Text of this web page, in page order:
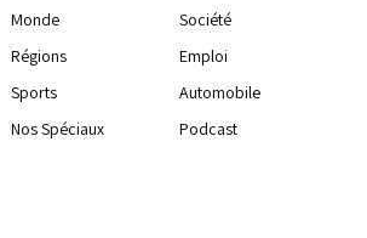
Monde
Société
Régions
Emploi
Sports
Automobile
Nos Spéciaux Podcast